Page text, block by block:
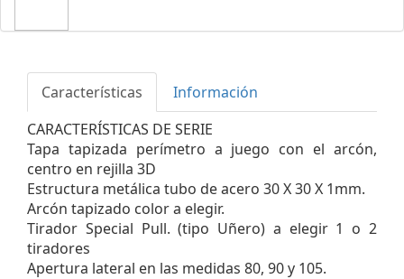
Características
Información
CARACTERÍSTICAS DE SERIE
Tapa tapizada perímetro a juego con el arcón,
centro en rejilla 3D
Estructura metálica tubo de acero 30 X 30 X 1mm.
Arcón tapizado color a elegir.
Tirador Special Pull. (tipo Uñero) a elegir 1 o 2
tiradores
Apertura lateral en las medidas 80, 90 y 105.